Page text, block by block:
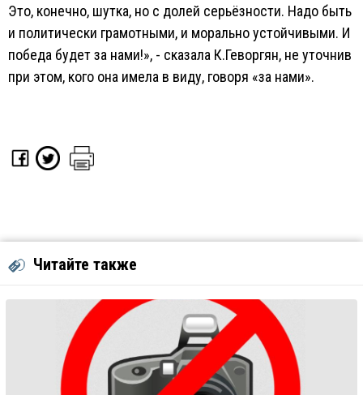
Это, конечно, шутка, но с долей серьёзности. Надо быть
и политически грамотными, и морально устойчивыми. И
победа будет за нами!», - сказала К.Геворгян, не уточнив
при этом, кого она имела в виду, говоря «за нами».
Читайте также